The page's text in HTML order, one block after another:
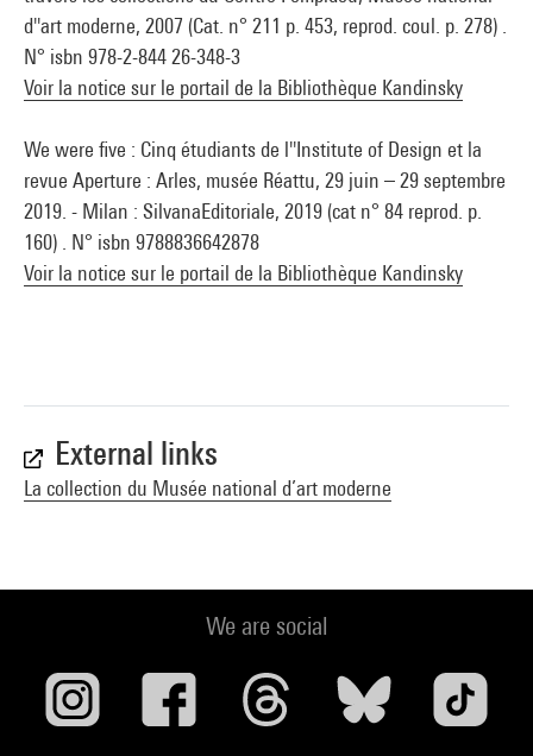
d''art moderne, 2007 (Cat. n° 211 p. 453, reprod. coul. p. 278) .
N° isbn 978-2-844 26-348-3
Voir la notice sur le portail de la Bibliothèque Kandinsky
We were five : Cinq étudiants de l''Institute of Design et la
revue Aperture : Arles, musée Réattu, 29 juin – 29 septembre
2019. - Milan : SilvanaEditoriale, 2019 (cat n° 84 reprod. p.
160) . N° isbn 9788836642878
Voir la notice sur le portail de la Bibliothèque Kandinsky
External links
La collection du Musée national d’art moderne
We are social